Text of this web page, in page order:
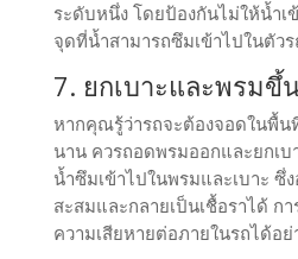
ระดับหนึ่ง โดยป้องกันไม่ให้น้ำเ
จุดที่น้ำสามารถซึมเข้าไปในตัว
7. ยกเบาะและพรมขึ้
หากคุณรู้ว่ารถจะต้องจอดในพื้น
นาน ควรถอดพรมออกและยกเ
น้ำซึมเข้าไปในพรมและเบาะ ซึ่
สะสมและกลายเป็นเชื้อราได้ ก
ความเสียหายต่อภายในรถได้อย่